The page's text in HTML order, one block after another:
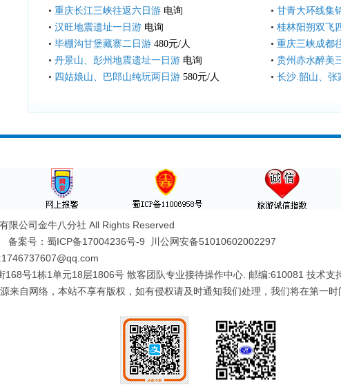
• 重庆长江三峡往返六日游 电询 • 甘青大环线集
• 汉旺地震遗址一日游 电询 • 桂林阳朔双飞
• 毕棚沟甘堡藏寨二日游 480元/人 • 重庆三峡成都
• 丹景山、彭州地震遗址一日游 电询 • 贵州赤水醉美
• 四姑娘山、巴郎山纯玩两日游 580元/人 • 长沙.韶山、张
限公司金牛八分社 All Rights Reserved
备案号： 蜀ICP备17004236号-9
川公网安备51010602002297
号1栋1单元18层1806号 散客团队专业接待操作中心. 邮编:610081 技术支
来自网络，本站不享有版权，如有侵权请及时通知我们处理，我们将在第一